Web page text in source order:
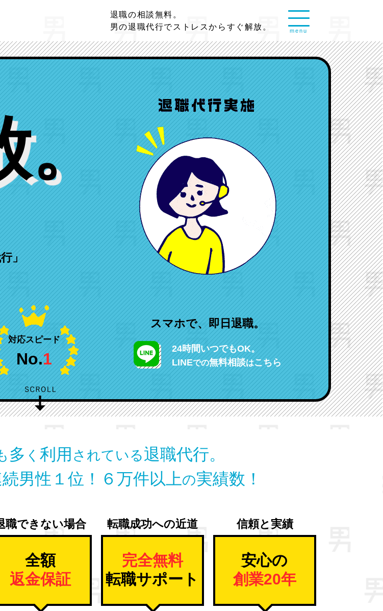
退職の相談無料。
男の退職代行でストレスからすぐ解放。
menu
。
」
スマホで、即日退職。
24時間いつでもOK。
LINEでの無料相談はこちら
対応スピード
No.1
多 く 利用 されている退職代行。
男性１位！ ６万件以上の実績数！
職できない場合
全額
返金保証
転職成功への近道
完全無料
転職サポート
信頼と実績
安心の
創業20年